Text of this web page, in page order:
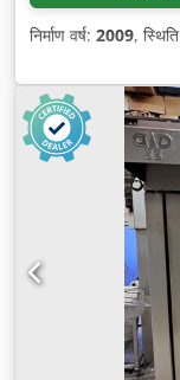
निर्माण वर्ष: 2009,